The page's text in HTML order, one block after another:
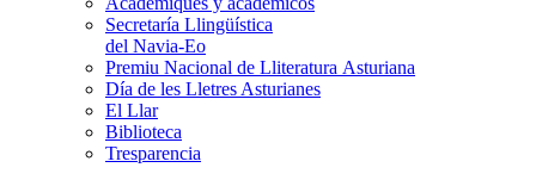
Secretaría Llingüística
del Navia-Eo
Premiu Nacional de Lliteratura Asturiana
Día de les Lletres Asturianes
El Llar
Biblioteca
Tresparencia